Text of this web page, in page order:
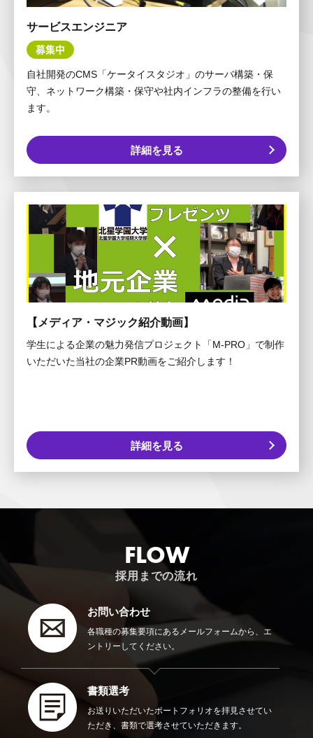
サービスエンジニア
募集中
自社開発のCMS「ケータイスタジオ」のサーバ構築・保
守、ネットワーク構築・保守や社内インフラの整備を行い
ます。
詳細を見る
【メディア・マジック紹介動画】
学生による企業の魅力発信プロジェクト「M-PRO」で制作
いただいた当社の企業PR動画をご紹介します！
詳細を見る
FLOW
採用までの流れ
お問い合わせ
各職種の募集要項にあるメールフォームから、エ
ントリーしてください。
書類選考
お送りいただいたポートフォリオを拝見させてい
ただき、書類で選考させていただきます。